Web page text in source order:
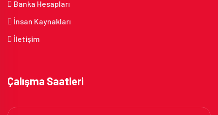
Banka Hesapları
İnsan Kaynakları
İletişim
Çalışma Saatleri